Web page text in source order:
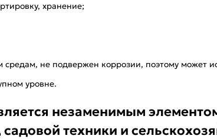
хранение;
не подвержен коррозии, поэтому может
уровне.
незаменимым
техники и